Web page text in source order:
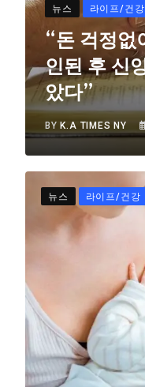
뉴스 라이프/건강
“돈 걱정없
인된 후 신
았다”
BY K.A TIMES NY
뉴스 라이프/건강